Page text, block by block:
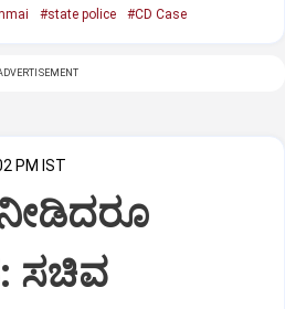
#state police #CD Case
PM IST
ಸಚಿವ